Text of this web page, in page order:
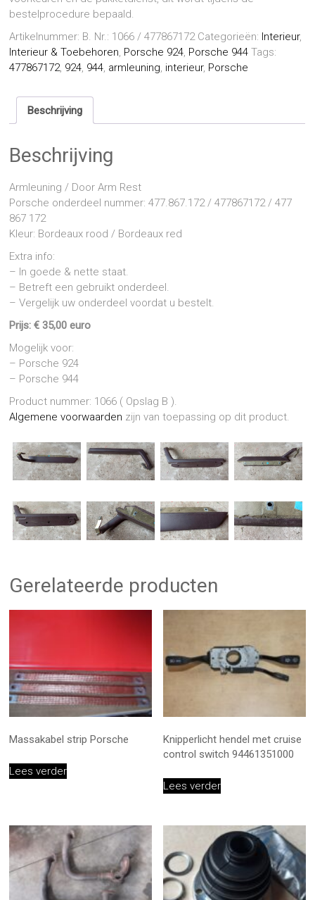
bestelprocedure bepaald.
Artikelnummer: B. Nr.: 1066 / 477867172 Categorieën: Interieur,
Interieur & Toebehoren, Porsche 924, Porsche 944 Tags:
477867172, 924, 944, armleuning, interieur, Porsche
Beschrijving
Beschrijving
Armleuning / Door Arm Rest
Porsche onderdeel nummer: 477.867.172 / 477867172 / 477
867 172
Kleur: Bordeaux rood / Bordeaux red
Extra info:
– In goede & nette staat.
– Betreft een gebruikt onderdeel.
– Vergelijk uw onderdeel voordat u bestelt.
Prijs: € 35,00 euro
Mogelijk voor:
– Porsche 924
– Porsche 944
Product nummer: 1066 ( Opslag B ).
Algemene voorwaarden zijn van toepassing op dit product.
Gerelateerde producten
Massakabel strip Porsche
Lees verder
Knipperlicht hendel met cruise
control switch 94461351000
Lees verder